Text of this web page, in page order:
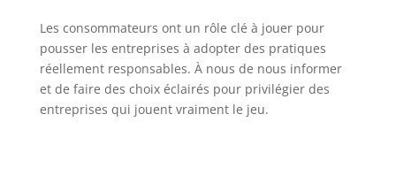
Les consommateurs ont un rôle clé à jouer pour
pousser les entreprises à adopter des pratiques
réellement responsables. À nous de nous informer
et de faire des choix éclairés pour privilégier des
entreprises qui jouent vraiment le jeu.